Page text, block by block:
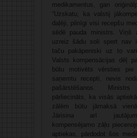
medikamentus, gan
“Uzskatu, ka valstij
daļēji, pilnīgi visi recepšu
sēdē pauda ministrs. Viņš
uzreiz šādu soli spert nav
taču pakāpeniski uz to
Valsts kompensācijas dēļ
būtu motivēts vērsties
saņemtu recepti, nevis
pašārstēšanos.
pārliecināts, ka visās
zālēm būtu jāmaksā
Jārisina arī
kompensējamo zāļu
aptiekas, pārdodot šos